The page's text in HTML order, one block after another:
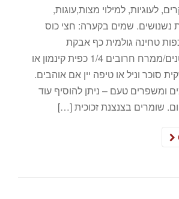
לעוגיות, למילוי מצות,עוגות,
נשנושים. שמים בקערה: חצי כוס
תמרים 2כפות טחינה גולמית כף אבקת
קקאו/חמאת בוטנים/ממרח חרובים 1/4 כפית קינמון או
סוכר וניל או טיפה יין אם אוהבים.
ומשפרים טעם – ניתן להוסיף עוד
שומרים בצנצנת זכוכית […]